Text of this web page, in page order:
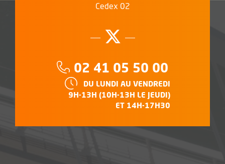
Cedex 02
Suivez-nous
, Ouvre une
Téléphone :
02 41 05 50 00
HORAIRES :
DU LUNDI AU VENDREDI
9H-13H (10H-13H LE JEUDI)
ET 14H-17H30